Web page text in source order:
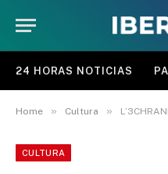
24 HORAS NOTICIAS
Home » Cultura » L’3CHRANE
CULTURA